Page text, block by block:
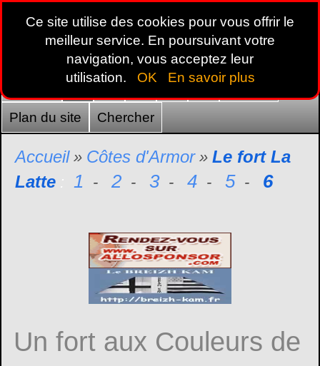
22 29 35 44 56 France
Plan du site Chercher
Accueil» Côtes d'Armor» Le fort La
Latte : 1 - 2 - 3 - 4 - 5 - 6
Un fort aux Couleurs de
Ce site utilise des cookies pour vous offrir le
meilleur service. En poursuivant votre
navigation, vous acceptez leur
utilisation.
OK En savoir plus